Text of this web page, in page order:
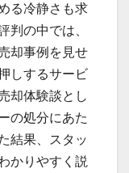
る冷静さも求
判の中では、
却事例を見せ
しするサービ
却体験談とし
の処分にあた
結果、スタッ
かりやすく説